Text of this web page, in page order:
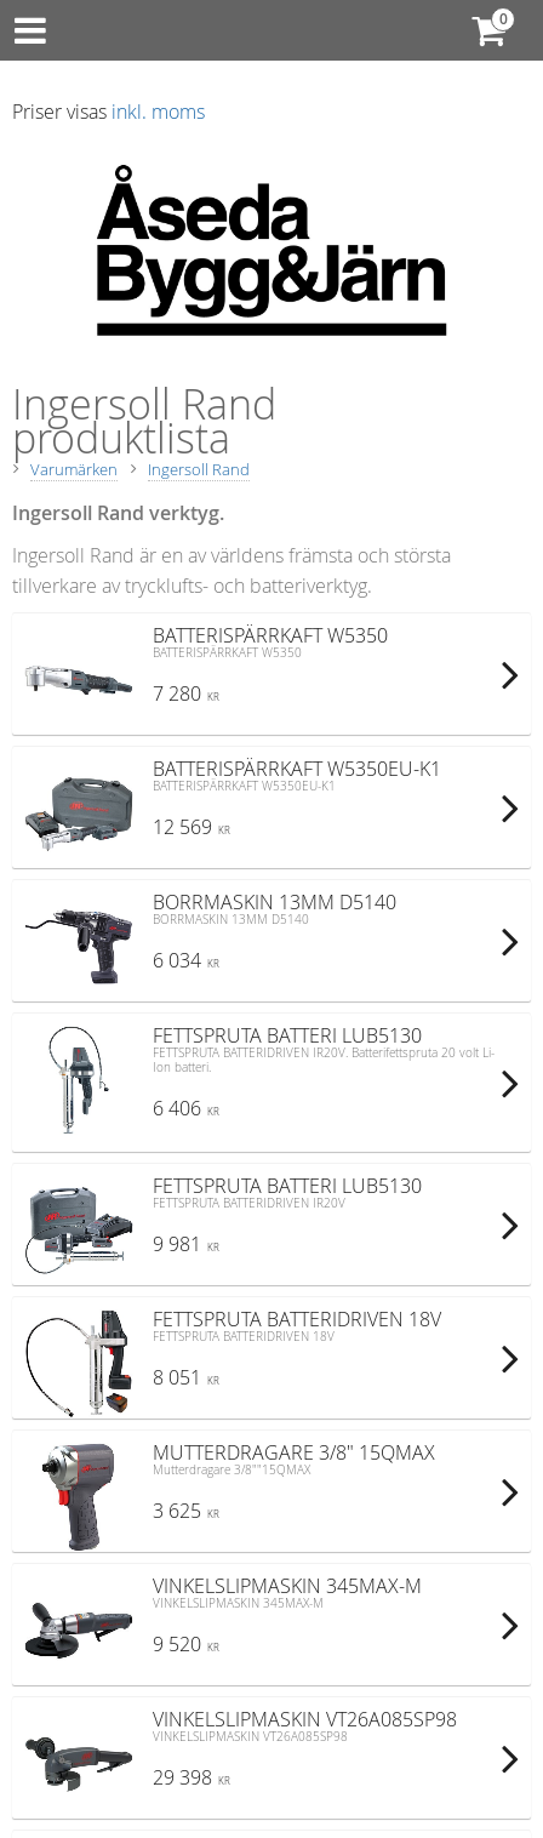
Priser visas inkl. moms
Ingersoll Rand
produktlista
Varumärken Ingersoll Rand
Ingersoll Rand verktyg.
Ingersoll Rand är en av världens främsta och största
tillverkare av trycklufts- och batteriverktyg.
BATTERISPÄRRKAFT W5350
BATTERISPÄRRKAFT W5350
7 280 KR
BATTERISPÄRRKAFT W5350EU-K1
BATTERISPÄRRKAFT W5350EU-K1
12 569 KR
BORRMASKIN 13MM D5140
BORRMASKIN 13MM D5140
6 034 KR
FETTSPRUTA BATTERI LUB5130
FETTSPRUTA BATTERIDRIVEN IR20V. Batterifettspruta 20 volt Li-
Ion batteri.
6 406 KR
FETTSPRUTA BATTERI LUB5130
FETTSPRUTA BATTERIDRIVEN IR20V
9 981 KR
FETTSPRUTA BATTERIDRIVEN 18V
FETTSPRUTA BATTERIDRIVEN 18V
8 051 KR
MUTTERDRAGARE 3/8" 15QMAX
Mutterdragare 3/8""15QMAX
3 625 KR
VINKELSLIPMASKIN 345MAX-M
VINKELSLIPMASKIN 345MAX-M
9 520 KR
VINKELSLIPMASKIN VT26A085SP98
VINKELSLIPMASKIN VT26A085SP98
29 398 KR